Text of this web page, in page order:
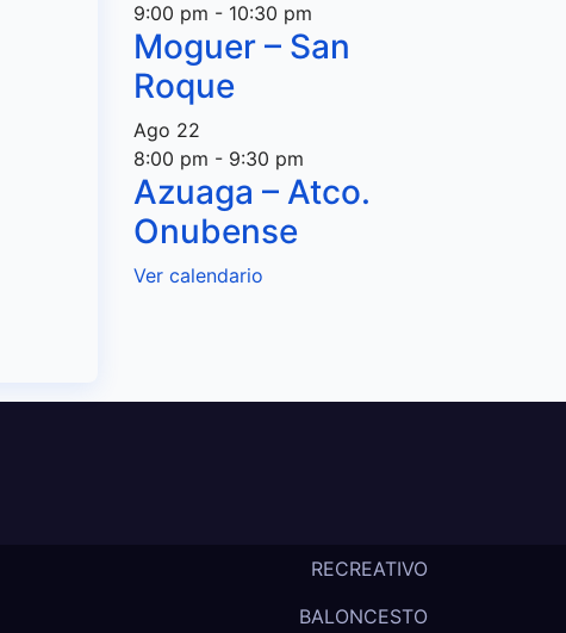
9:00 pm - 10:30 pm
Moguer – San
Roque
Ago 22
8:00 pm - 9:30 pm
Azuaga – Atco.
Onubense
Ver calendario
RECREATIVO
BALONCESTO